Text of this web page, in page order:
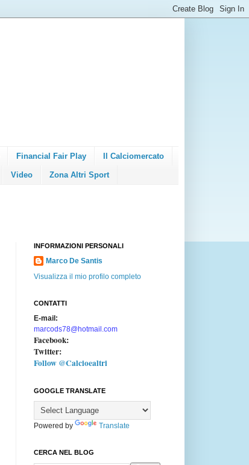
Financial Fair Play Il Calciomercato
Video Zona Altri Sport
INFORMAZIONI PERSONALI
Marco De Santis
Visualizza il mio profilo completo
CONTATTI
E-mail:
marcods78@hotmail.com
Facebook:
Twitter:
Follow @Calcioealtri
GOOGLE TRANSLATE
Powered by Translate
CERCA NEL BLOG